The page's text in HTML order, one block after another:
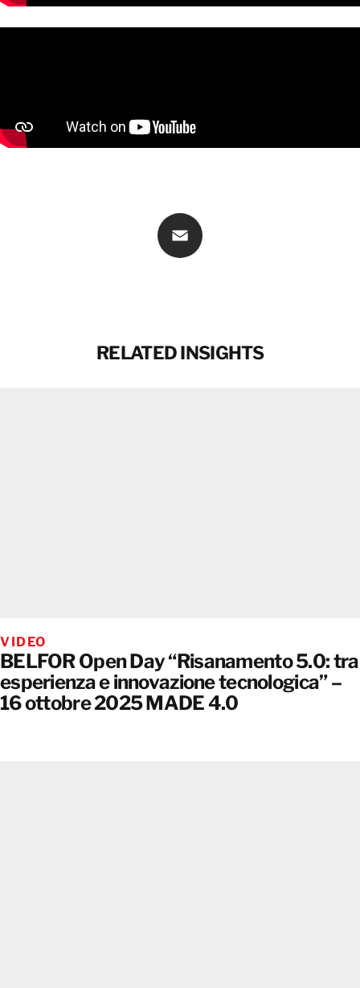
RELATED INSIGHTS
VIDEO
BELFOR Open Day “Risanamento 5.0: tra
esperienza e innovazione tecnologica” –
16 ottobre 2025 MADE 4.0